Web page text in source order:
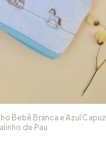
Bebê Branca e Azul Capuz
de Pau